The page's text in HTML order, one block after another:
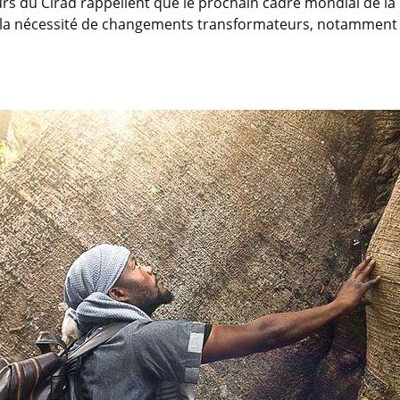
nécessité de changements transformateurs,